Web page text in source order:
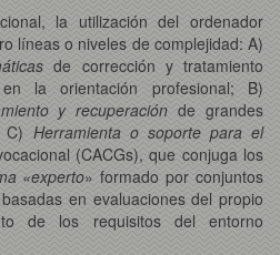
la utilización del ordenador
líneas o niveles de complejidad: A)
de corrección y tratamiento
en la orientación profesional; B)
y recuperación de grandes
C) Herramienta o soporte para el
(CACGs), que conjuga los
«experto» formado por conjuntos
en evaluaciones del propio
de los requisitos del entorno